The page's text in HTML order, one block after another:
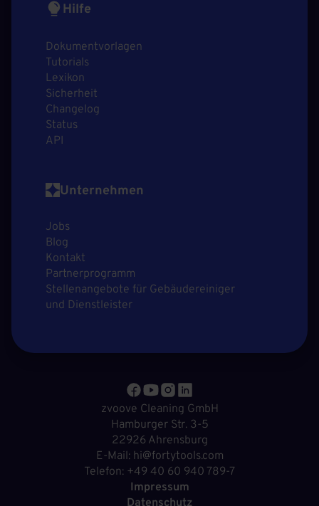
Hilfe
Dokumentvorlagen
Tutorials
Lexikon
Sicherheit
Changelog
Status
API
Unternehmen
Jobs
Blog
Kontakt
Partnerprogramm
Stellenangebote für Gebäudereiniger
und Dienstleister
zvoove Cleaning GmbH
Hamburger Str. 3-5
22926 Ahrensburg
E-Mail: hi@fortytools.com
Telefon: +49 40 60 940 789-7
Impressum
Datenschutz